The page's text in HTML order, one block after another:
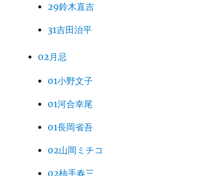
29鈴木直吉
31吉田治平
02月忌
01小野文子
01河合幸尾
01長岡省吾
02山岡ミチコ
02柿手春三